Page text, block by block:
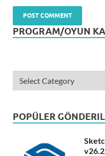
PROGRAM/OYUN
POPÜLER